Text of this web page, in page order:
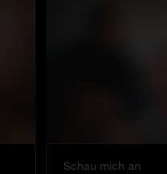
Schau mich an